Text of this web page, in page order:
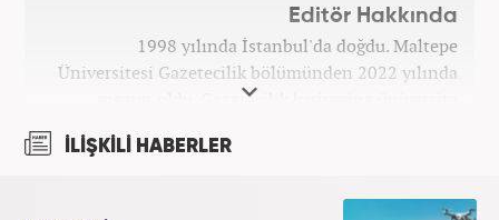
Editör Hakkında
1998 yılında İstanbul'da doğdu. Maltepe
Üniversitesi Gazetecilik bölümünden 2022 yılında
mezun oldu. Gazetecilik kariyerine üniversite
Gazetecilik kariyerini sürdürüyor. Meslek hayatına
'Editör' olarak devam ediyor.
İLİŞKİLİ HABERLER